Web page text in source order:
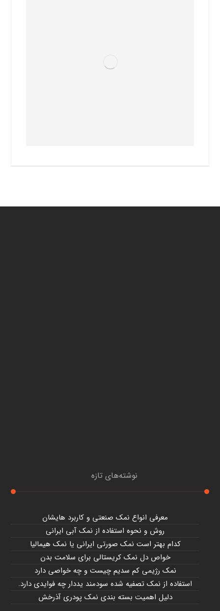
نوشته‌های تازه
معرفی انواع نمک صنعتی و کاربرد هایشان
روش و نحوه استفاده از نمک آبی ایرانی
کدام بهتر است نمک صورتی ایرانی یا نمک هیمالیا
خواص دل نمک کریستالی برای سلامت بدن
نمک رژیمی کم سدیم چیست و چه خواصی دارد
استفاده از نمک تصفیه شده سودمند یددار چه فوایدی دارد.
دلیل اهمیت بسته بندی نمک پودری آذرخش